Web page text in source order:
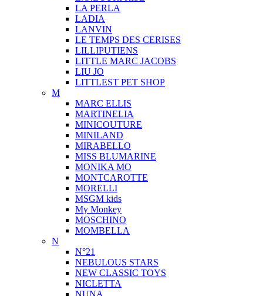
LA PERLA
LADIA
LANVIN
LE TEMPS DES CERISES
LILLIPUTIENS
LITTLE MARC JACOBS
LIU JO
LITTLEST PET SHOP
M
MARC ELLIS
MARTINELIA
MINICOUTURE
MINILAND
MIRABELLO
MISS BLUMARINE
MONIKA MO
MONTCAROTTE
MORELLI
MSGM kids
My Monkey
MOSCHINO
MOMBELLA
N
N°21
NEBULOUS STARS
NEW CLASSIC TOYS
NICLETTA
NUNA